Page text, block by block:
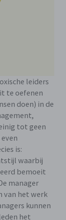
leiders
te oefenen
doen) in de
tot geen
is:
waarbij
bemoeit
manager
van het werk
kunnen
het